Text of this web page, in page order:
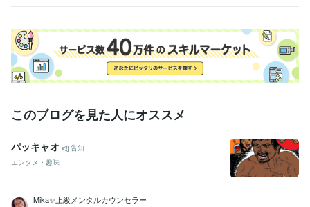
このブログを見た人にオススメ
パッキャオ
告知
エンタメ・趣味
Mika✨上級メンタルカウンセラー